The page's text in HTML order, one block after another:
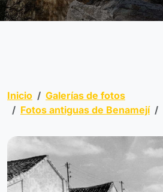
Inicio
Galerías de fotos
Fotos antiguas de Benamejí